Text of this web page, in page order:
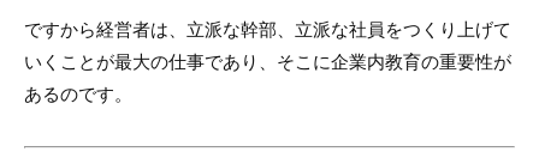
ですから経営者は、立派な幹部、立派な社員をつくり上げて
いくことが最大の仕事であり、そこに企業内教育の重要性が
あるのです。